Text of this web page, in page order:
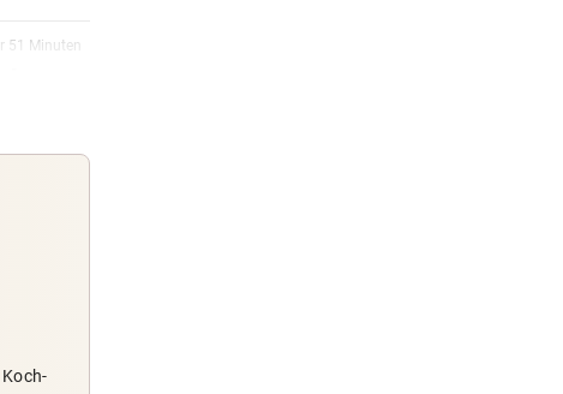
51 Minuten
52 Minuten
Die
55 Minuten